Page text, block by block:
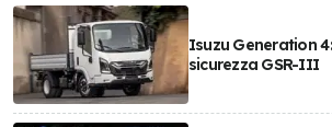
Isuzu Generation
sicurezza GSR-III